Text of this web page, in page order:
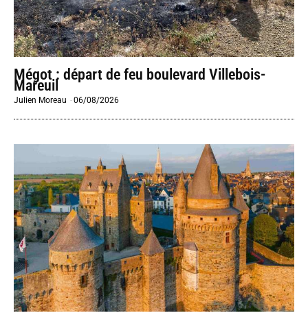
Mégot : départ de feu boulevard Villebois-
Mareuil
Julien Moreau -06/08/2026